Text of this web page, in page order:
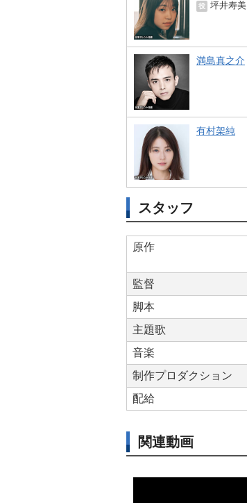
役 坪井寿美
満島真之介
有村架純
スタッフ
原作
監督
脚本
主題歌
音楽
制作プロダクション
配給
関連動画